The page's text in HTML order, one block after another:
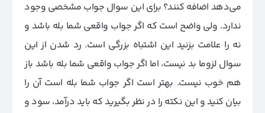
می‌دهد اضافه کنند؟ برای این سوال جواب مشخصی وجود
ندارد. ولی واضح است که اگر جواب واقعی شما بله باشد و
نه را علامت بزنید این اشتباه بزرگی است. رد شدن از این
سوال لزوما بد نیست، اما اگر جواب واقعی شما بله باشد باز
هم خوب نیست. بهتر است اگر جواب شما بله است آن را
بیان کنید و این نکته را در نظر بگیرید که باید درآمد، سود و